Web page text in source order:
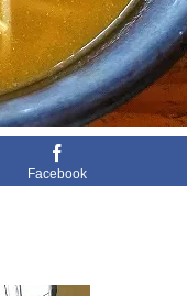
Facebook